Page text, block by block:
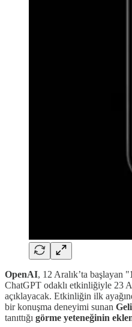
OpenAI, 12 Aralık’ta başlayan "
ChatGPT odaklı etkinliğiyle 23
açıklayacak. Etkinliğin ilk
bir konuşma deneyimi sunan
tanıttığı görme yeteneğinin